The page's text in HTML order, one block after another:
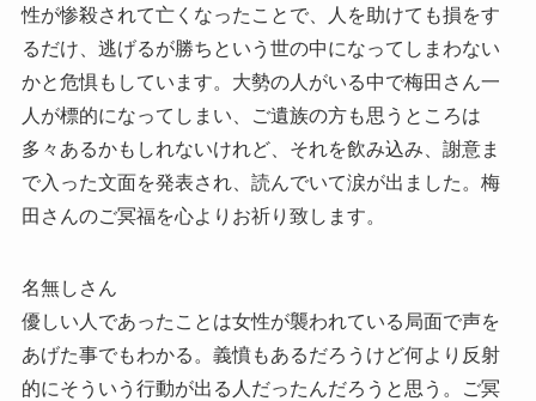
性が惨殺されて亡くなったことで、人を助けても損をす
るだけ、逃げるが勝ちという世の中になってしまわない
かと危惧もしています。大勢の人がいる中で梅田さん一
人が標的になってしまい、ご遺族の方も思うところは
多々あるかもしれないけれど、それを飲み込み、謝意ま
で入った文面を発表され、読んでいて涙が出ました。梅
田さんのご冥福を心よりお祈り致します。
名無しさん
優しい人であったことは女性が襲われている局面で声を
あげた事でもわかる。義憤もあるだろうけど何より反射
的にそういう行動が出る人だったんだろうと思う。ご冥